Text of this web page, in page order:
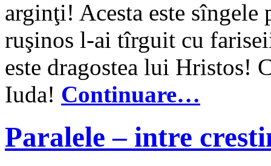
arginţi! Acesta este sîngele
ruşinos l-ai tîrguit cu
este dragostea lui Hristos!
Iuda! Continuare…
Paralele – intre